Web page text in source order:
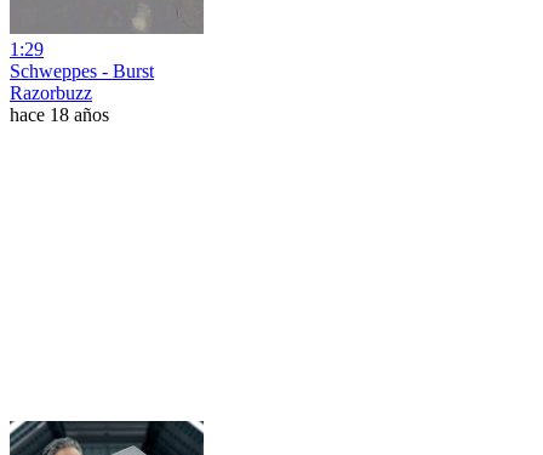
1:29
Schweppes - Burst
Razorbuzz
hace 18 años